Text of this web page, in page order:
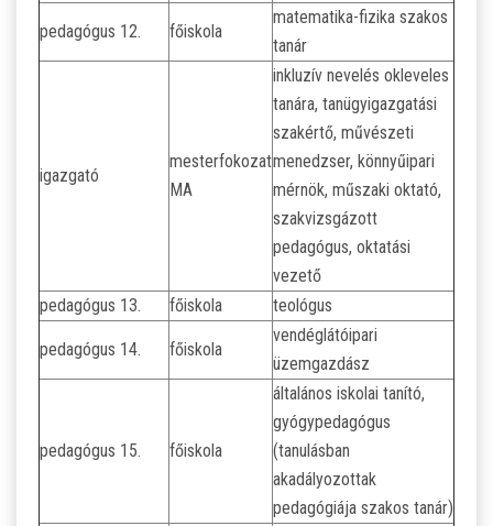
pedagógus 12. főiskola
matematika-fizika szakos
tanár
igazgató
mesterfokozat
MA
inkluzív nevelés okleveles
tanára, tanügyigazgatási
szakértő, művészeti
menedzser, könnyűipari
mérnök, műszaki oktató,
szakvizsgázott
pedagógus, oktatási
vezető
pedagógus 13.
főiskola teológus
pedagógus 14. főiskola
vendéglátóipari
üzemgazdász
pedagógus 15. főiskola
általános iskolai tanító,
gyógypedagógus
(tanulásban
akadályozottak
pedagógiája szakos tanár)